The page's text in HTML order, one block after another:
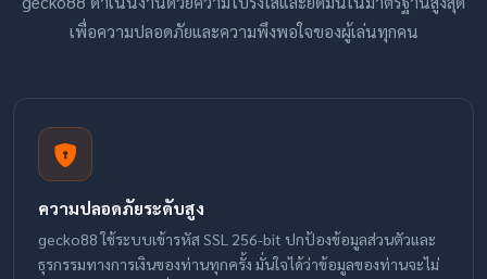
เพื่อความปลอดภัยและความพึงพอใจของผู้เล่นทุกคน
ความปลอดภัยระดับสูง
gecko88 ใช้ระบบเข้ารหัส SSL 256-bit ปกป้องข้อมูลส่วนตัวและ
ธุรกรรมทางการเงินของท่านทุกครั้ง มั่นใจได้ว่าข้อมูลของท่านจะไม่